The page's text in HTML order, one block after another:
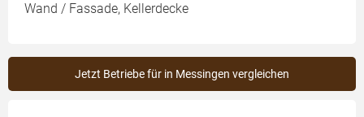
Wand / Fassade, Kellerdecke
Jetzt Betriebe für in Messingen vergleichen